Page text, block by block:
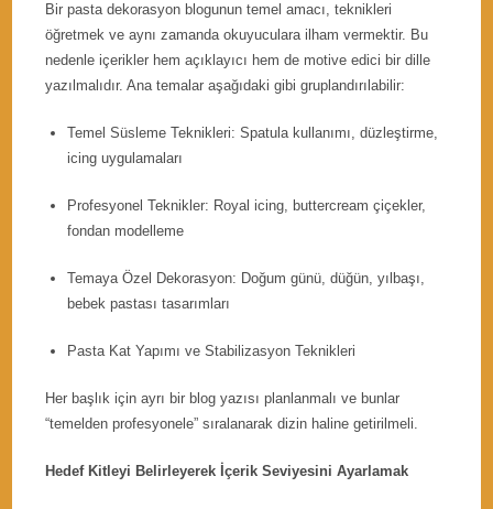
Bir pasta dekorasyon blogunun temel amacı, teknikleri
öğretmek ve aynı zamanda okuyuculara ilham vermektir. Bu
nedenle içerikler hem açıklayıcı hem de motive edici bir dille
yazılmalıdır. Ana temalar aşağıdaki gibi gruplandırılabilir:
Temel Süsleme Teknikleri: Spatula kullanımı, düzleştirme,
icing uygulamaları
Profesyonel Teknikler: Royal icing, buttercream çiçekler,
fondan modelleme
Temaya Özel Dekorasyon: Doğum günü, düğün, yılbaşı,
bebek pastası tasarımları
Pasta Kat Yapımı ve Stabilizasyon Teknikleri
Her başlık için ayrı bir blog yazısı planlanmalı ve bunlar
“temelden profesyonele” sıralanarak dizin haline getirilmeli.
Hedef Kitleyi Belirleyerek İçerik Seviyesini Ayarlamak